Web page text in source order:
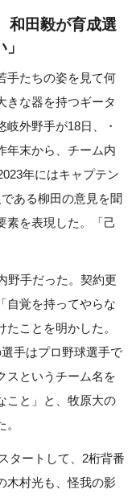
和田毅が育成選
手たちの姿を見て何
な器を持つギータ
外野手が18日、・
年末から、チーム内
年にはキャプテン
ある柳田の意見を聞
素を表現した。「己
野手だった。契約更
自覚を持ってやらな
ことを明かした。
手はプロ野球選手で
スというチーム名を
こと」と、牧原大の
タートして、2桁背番
木村光も、怪我の影